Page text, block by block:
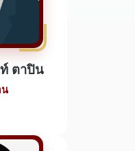
ตาปิน
น